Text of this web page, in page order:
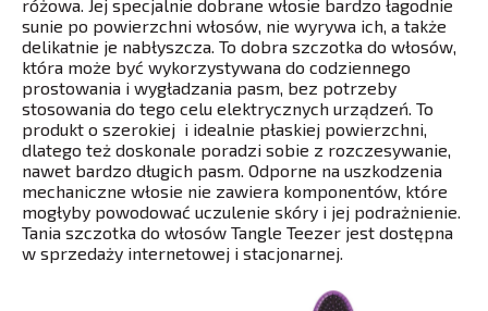
różowa. Jej specjalnie dobrane włosie bardzo łagodnie
sunie po powierzchni włosów, nie wyrywa ich, a także
delikatnie je nabłyszcza. To dobra szczotka do włosów,
która może być wykorzystywana do codziennego
prostowania i wygładzania pasm, bez potrzeby
stosowania do tego celu elektrycznych urządzeń. To
produkt o szerokiej i idealnie płaskiej powierzchni,
dlatego też doskonale poradzi sobie z rozczesywanie,
nawet bardzo długich pasm. Odporne na uszkodzenia
mechaniczne włosie nie zawiera komponentów, które
mogłyby powodować uczulenie skóry i jej podrażnienie.
Tania szczotka do włosów Tangle Teezer jest dostępna
w sprzedaży internetowej i stacjonarnej.